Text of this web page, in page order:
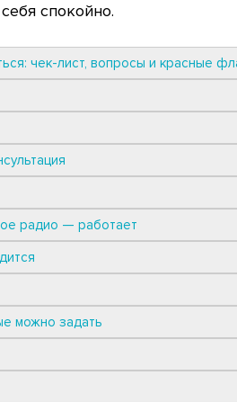
спокойно.
чек-лист, вопросы и красные
радио — работает
можно задать